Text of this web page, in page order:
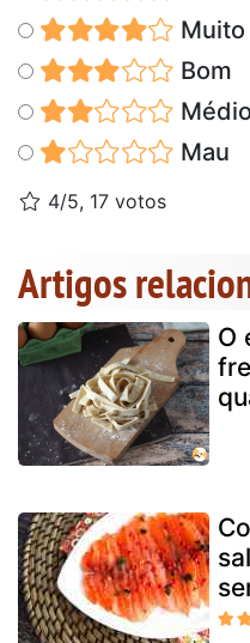
Muito
Bom
Médio
Mau
4/5, 17 votos
Artigos
O